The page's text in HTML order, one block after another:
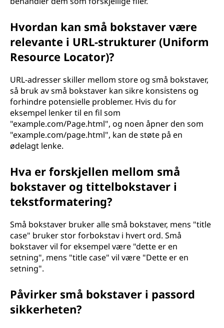
Hvordan kan små bokstaver være
relevante i URL-strukturer (Uniform
Resource Locator)?
URL-adresser skiller mellom store og små bokstaver,
så bruk av små bokstaver kan sikre konsistens og
forhindre potensielle problemer. Hvis du for
eksempel lenker til en fil som
"example.com/Page.html", og noen åpner den som
"example.com/page.html", kan de støte på en
ødelagt lenke.
Hva er forskjellen mellom små
bokstaver og tittelbokstaver i
tekstformatering?
Små bokstaver bruker alle små bokstaver, mens "title
case" bruker stor forbokstav i hvert ord. Små
bokstaver vil for eksempel være "dette er en
setning", mens "title case" vil være "Dette er en
setning".
Påvirker små bokstaver i passord
sikkerheten?